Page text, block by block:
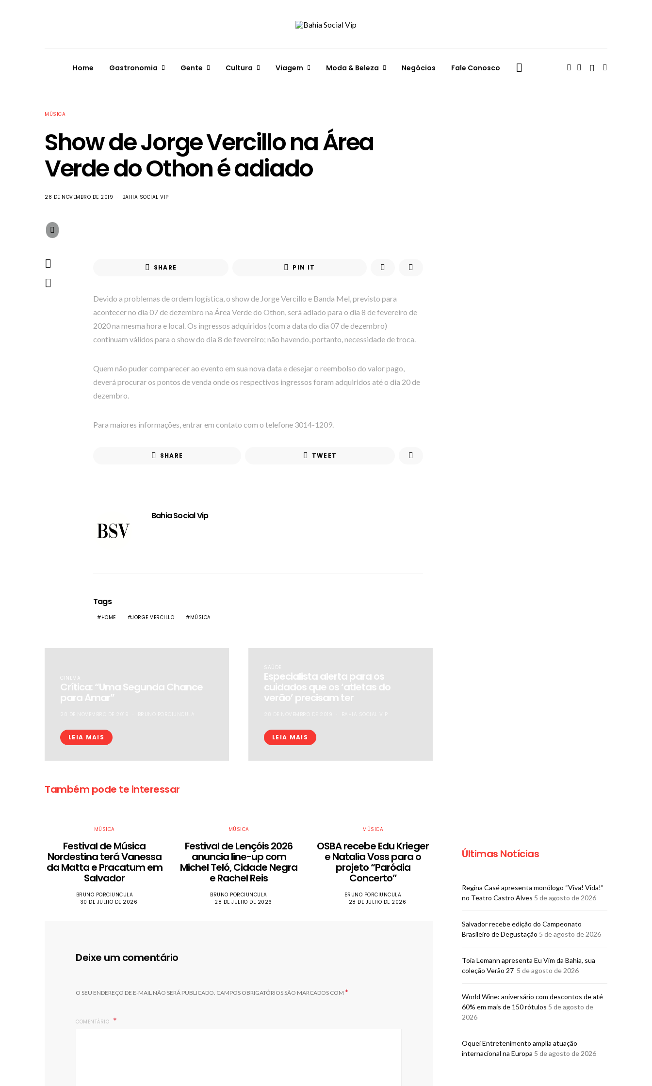
Home Gastronomia Gente Cultura Viagem Moda & Beleza Negócios Fale Conosco
MÚSICA
Show de Jorge Vercillo na Área
Verde do Othon é adiado
28 DE NOVEMBRO DE 2019 BAHIA SOCIAL VIP
SHARE PIN IT
Devido a problemas de ordem logística, o show de Jorge Vercillo e Banda Mel, previsto para
acontecer no dia 07 de dezembro na Área Verde do Othon, será adiado para o dia 8 de fevereiro de
2020 na mesma hora e local. Os ingressos adquiridos (com a data do dia 07 de dezembro)
continuam válidos para o show do dia 8 de fevereiro; não havendo, portanto, necessidade de troca.
Quem não puder comparecer ao evento em sua nova data e desejar o reembolso do valor pago,
deverá procurar os pontos de venda onde os respectivos ingressos foram adquiridos até o dia 20 de
dezembro.
Para maiores informações, entrar em contato com o telefone 3014-1209.
SHARE TWEET
Bahia Social Vip
Tags
HOME JORGE VERCILLO MÚSICA
CINEMA
Crítica: “Uma Segunda Chance
para Amar”
LEIA MAIS
SAÚDE
Especialista alerta para os
cuidados que os ‘atletas do
verão’ precisam ter
LEIA MAIS
Também pode te interessar
MÚSICA
Festival de Música
Nordestina terá Vanessa
da Matta e Pracatum em
Salvador
BRUNO PORCIUNCULA
30 DE JULHO DE 2026
MÚSICA
Festival de Lençóis 2026
anuncia line-up com
Michel Teló, Cidade Negra
e Rachel Reis
BRUNO PORCIUNCULA
28 DE JULHO DE 2026
MÚSICA
OSBA recebe Edu Krieger
e Natalia Voss para o
projeto “Paródia
Concerto”
BRUNO PORCIUNCULA
28 DE JULHO DE 2026
Deixe um comentário
O SEU ENDEREÇO DE E-MAIL NÃO SERÁ PUBLICADO. CAMPOS OBRIGATÓRIOS SÃO MARCADOS COM *
COMENTÁRIO
Últimas Notícias
Regina Casé apresenta monólogo “Viva! Vida!”
no Teatro Castro Alves 5 de agosto de 2026
​Salvador recebe edição do Campeonato
Brasileiro de Degustação 5 de agosto de 2026
Toia Lemann apresenta Eu Vim da Bahia, sua
coleção Verão 27 5 de agosto de 2026
World Wine: aniversário com descontos de até
60% em mais de 150 rótulos 5 de agosto de
2026
Oquei Entretenimento amplia atuação
internacional na Europa 5 de agosto de 2026